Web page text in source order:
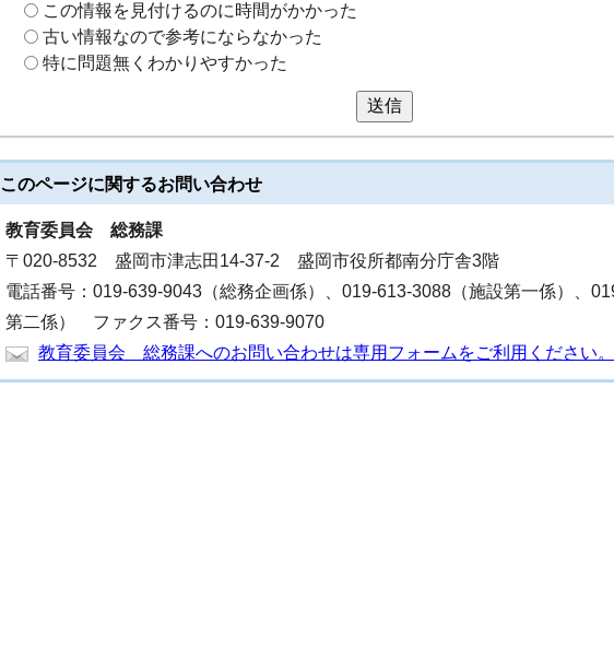
この情報を見付けるのに時間がかかった
古い情報なので参考にならなかった
特に問題無くわかりやすかった
送信
このページに関するお問い合わせ
教育委員会 総務課
〒020-8532 盛岡市津志田14-37-2 盛岡市役所都南分庁舎3階
電話番号：019-639-9043（総務企画係）、019-613-3088（施設第一係）、
第二係） ファクス番号：019-639-9070
教育委員会 総務課へのお問い合わせは専用フォームをご利用ください。